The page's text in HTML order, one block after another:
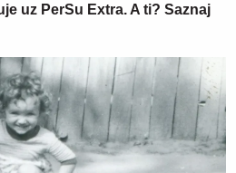
uz PerSu Extra. A ti? Saznaj